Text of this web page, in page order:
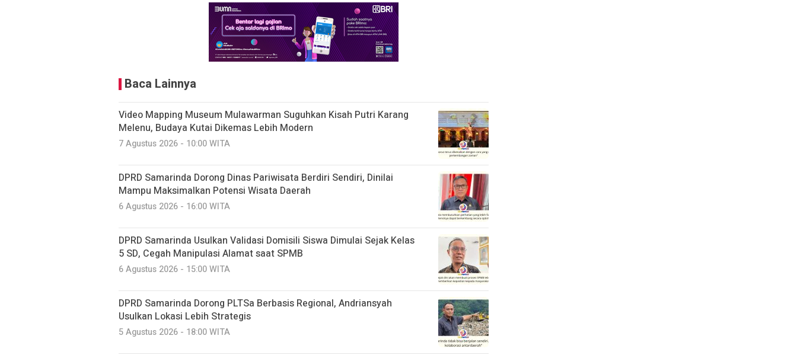
Baca Lainnya
Video Mapping Museum Mulawarman Suguhkan Kisah Putri Karang
Melenu, Budaya Kutai Dikemas Lebih Modern
7 Agustus 2026 - 10:00 WITA
DPRD Samarinda Dorong Dinas Pariwisata Berdiri Sendiri, Dinilai
Mampu Maksimalkan Potensi Wisata Daerah
6 Agustus 2026 - 16:00 WITA
DPRD Samarinda Usulkan Validasi Domisili Siswa Dimulai Sejak Kelas
5 SD, Cegah Manipulasi Alamat saat SPMB
6 Agustus 2026 - 15:00 WITA
DPRD Samarinda Dorong PLTSa Berbasis Regional, Andriansyah
Usulkan Lokasi Lebih Strategis
5 Agustus 2026 - 18:00 WITA